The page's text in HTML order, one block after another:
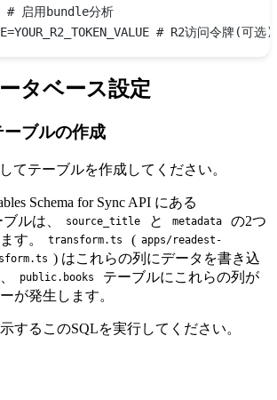
# 启用bundle分析
# R2访问令牌(可选)
タベース設定
ブルの作成
てテーブルを作成してください。
Schema for Sync API にある
ルは、 source_title と metadata
の2つ
す。
transform.ts ( apps/readest-
) はこれらの列にデータを書き込
public.books
テーブルにこれらの列が
が発生します。
するこのSQLを実行してください。